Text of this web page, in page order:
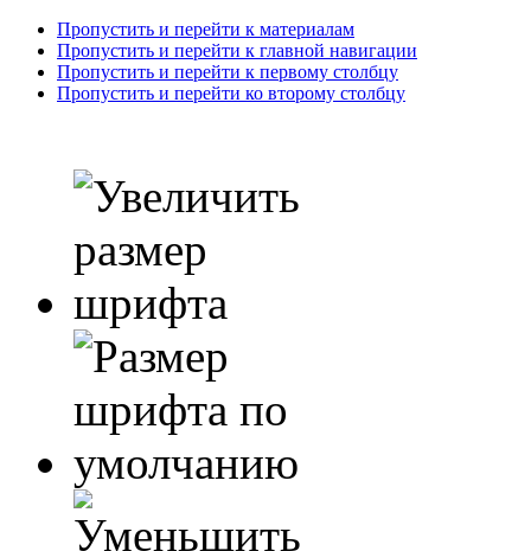
Пропустить и перейти к материалам
Пропустить и перейти к главной навигации
Пропустить и перейти к первому столбцу
Пропустить и перейти ко второму столбцу